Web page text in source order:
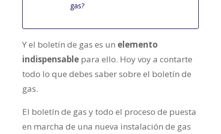
gas?
Y el boletín de gas es un elemento
indispensablepara ello. Hoy voy a contarte
todo lo que debes saber sobre el boletín de
gas.
El boletín de gas y todo el proceso de puesta
en marcha de una nueva instalación de gas